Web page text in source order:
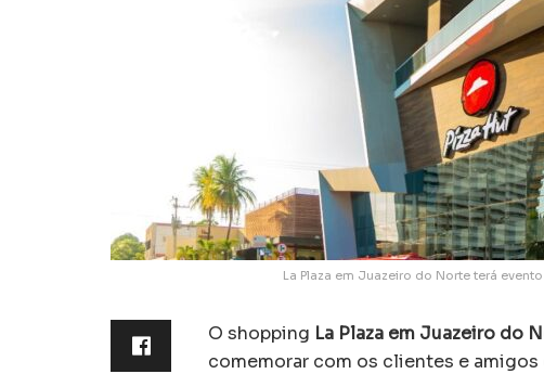
La Plaza em Juazeiro do Norte terá
O shopping La Plaza em Juazeiro do
comemorar com os clientes e